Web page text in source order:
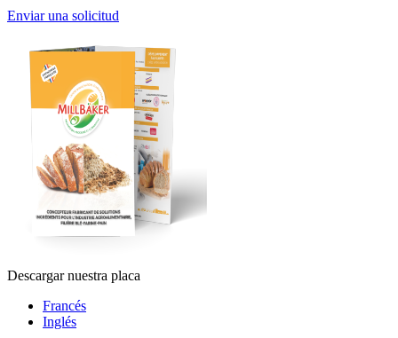
Enviar una solicitud
Descargar nuestra placa
Francés
Inglés